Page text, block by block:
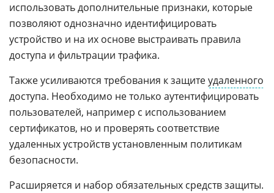
использовать дополнительные признаки, которые
позволяют однозначно идентифицировать
устройство и на их основе выстраивать правила
доступа и фильтрации трафика.
Также усиливаются требования к защитеудаленного
доступа. Необходимо не только аутентифицировать
пользователей, например с использованием
сертификатов, но и проверять соответствие
удаленных устройств установленным политикам
безопасности.
Расширяется и набор обязательных средств защиты.